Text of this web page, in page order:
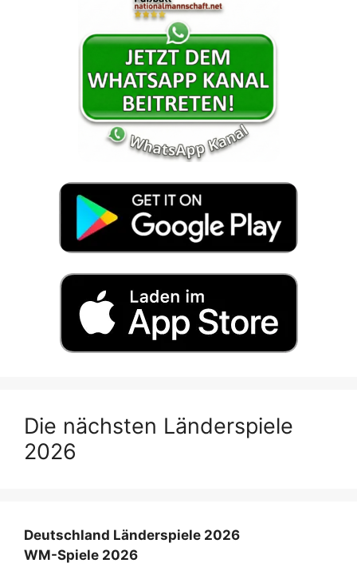
Die nächsten Länderspiele
2026
Deutschland Länderspiele 2026
WM-Spiele 2026